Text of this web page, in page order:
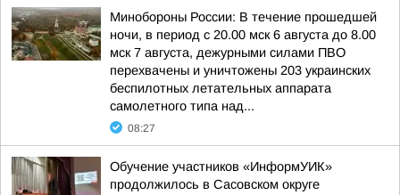
Минобороны России: В течение прошедшей
ночи, в период с 20.00 мск 6 августа до 8.00
мск 7 августа, дежурными силами ПВО
перехвачены и уничтожены 203 украинских
беспилотных летательных аппарата
самолетного типа над...
08:27
Обучение участников «ИнформУИК»
продолжилось в Сасовском округе